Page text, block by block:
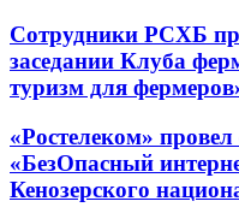
Сотрудники РСХБ
заседании Клуба
туризм для
«Ростелеком»
«БезОпасный
Кенозерского